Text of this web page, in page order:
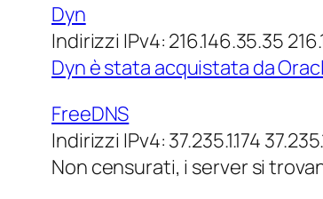
Dyn
Indirizzi IPv4: 216.146.35.35
Dyn è stata acquistata da
FreeDNS
Indirizzi IPv4: 37.235.1.174
Non censurati, i server si